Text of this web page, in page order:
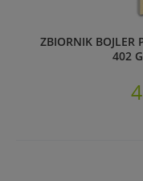
ZBIORNIK BOJLER
402